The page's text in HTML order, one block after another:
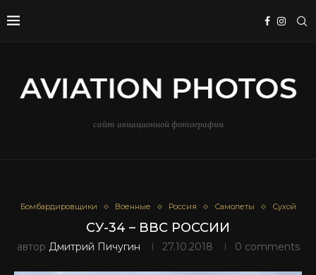
сайт авиационной фотографии
Бомбардировщики Военные Россия Самолеты Сухой
СУ-34 – ВВС РОССИИ
автор Дмитрий Пичугин 27.10.2018 0 comments